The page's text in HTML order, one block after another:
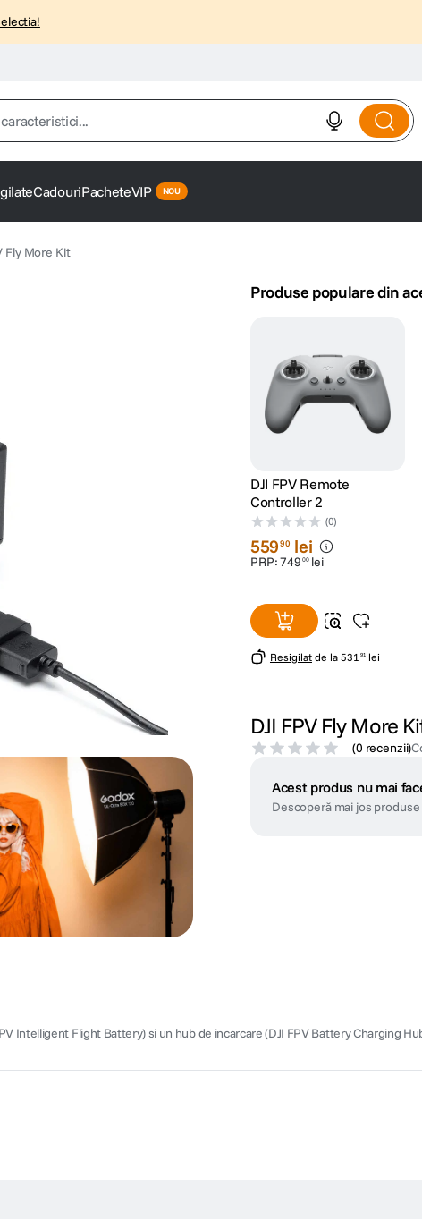
CadouriPacheteVIP
Fly More Kit
Produse populare din
DJI FPV Remote
Controller 2
(0)
55990 lei
PRP:749 00 lei
Resigilat de la 531 91 lei
DJI FPV Fly More
(0 recenzii)
Acest produs nu mai
Descoperă mai jos
Intelligent Flight Battery) si un hub de incarcare (DJI FPV Battery Charging